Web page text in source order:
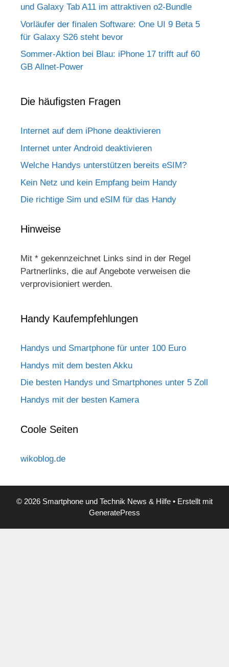
und Galaxy Tab A11 im attraktiven o2-Bundle
Vorläufer der finalen Software: One UI 9 Beta 5
für Galaxy S26 steht bevor
Sommer-Aktion bei Blau: iPhone 17 trifft auf 60
GB Allnet-Power
Die häufigsten Fragen
Internet auf dem iPhone deaktivieren
Internet unter Android deaktivieren
Welche Handys unterstützen bereits eSIM?
Kein Netz und kein Empfang beim Handy
Die richtige Sim und eSIM für das Handy
Hinweise
Mit * gekennzeichnet Links sind in der Regel
Partnerlinks, die auf Angebote verweisen die
verprovisioniert werden.
Handy Kaufempfehlungen
Handys und Smartphone für unter 100 Euro
Handys mit dem besten Akku
Die besten Handys und Smartphones unter 5 Zoll
Handys mit der besten Kamera
Coole Seiten
wikoblog.de
© 2026 Smartphone und Technik News & Hilfe • Erstellt mit
GeneratePress